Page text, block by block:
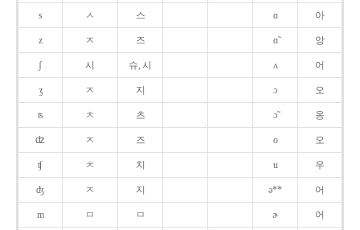
s ㅅ 스 ɑ 아
z ㅈ 즈 ɑ̃ 앙
ʃ 시 슈, 시 ʌ 어
ʒ ㅈ 지 ɔ 오
ʦ ㅊ 츠 ɔ̃ 옹
ʣ ㅈ 즈 o 오
ʧ ㅊ 치 u 우
ʤ ㅈ 지 ə** 어
m ㅁ ㅁ ɚ 어